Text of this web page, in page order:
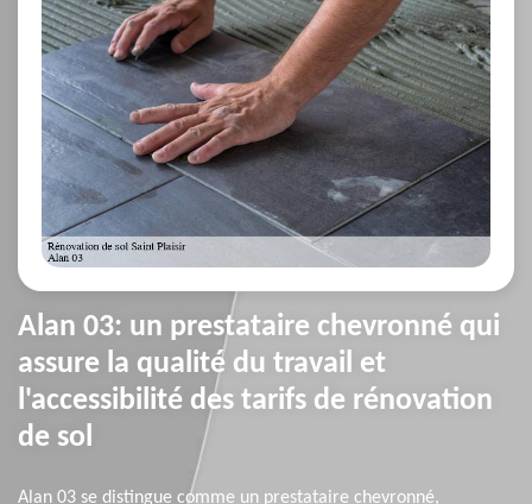
Alan 03: un prestataire chevronné qui
assure la qualité du travail et
l'accessibilité des tarifs de rénovation
de sol
Alan 03 se distingue comme un prestataire chevronné,